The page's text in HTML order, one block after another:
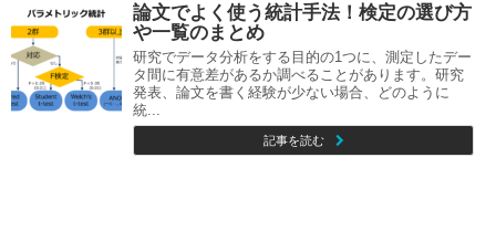
論文でよく使う統計手法！検定の選び方
や一覧のまとめ
研究でデータ分析をする目的の1つに、測定したデー
タ間に有意差があるか調べることがあります。研究
発表、論文を書く経験が少ない場合、どのように
統...
記事を読む